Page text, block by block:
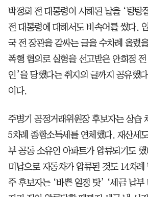
박정희 전 대통령이 시해된 날을 ‘탕탕
전 대통령에 대해서도 비속어를 썼다.
국 전 장관을 감싸는 글을 수차례 올렸
폭행 혐의로 실형을 선고받은 안희정
인’을 당했다는 취지의 글까지 공유했
이다.
주병기 공정거래위원장 후보자는 상습
5차례 종합소득세를 연체했다. 재산세
부 공동 소유인 아파트가 압류되기도 했
미납으로 자동차가 압류된 것도 14차례
주 후보자는 ‘바쁜 일정 탓’ ‘세금 납부